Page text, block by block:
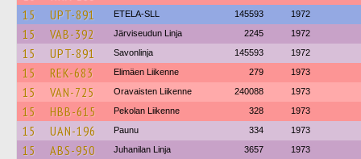
15 UPT-891 ETELA-SLL 145593 1972
15 VAB-392 Järviseudun Linja 2245 1972
15 UPT-891 Savonlinja 145593 1972
15 REK-683 Elimäen Liikenne 279 1973
15 VAN-725 Oravaisten Liikenne 240088 1973
15 HBB-615 Pekolan Liikenne 328 1973
15 UAN-196 Paunu 334 1973
15 ABS-950 Juhanilan Linja 3657 1973